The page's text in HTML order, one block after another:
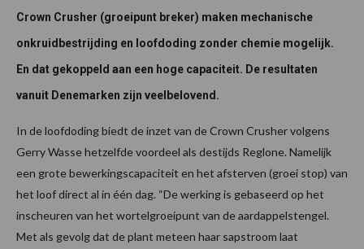
Crown Crusher (groeipunt breker) maken mechanische
onkruidbestrijding en loofdoding zonder chemie mogelijk.
En dat gekoppeld aan een hoge capaciteit. De resultaten
vanuit Denemarken zijn veelbelovend.
In de loofdoding biedt de inzet van de Crown Crusher volgens
Gerry Wasse hetzelfde voordeel als destijds Reglone. Namelijk
een grote bewerkingscapaciteit en het afsterven (groei stop) van
het loof direct al in één dag. “De werking is gebaseerd op het
inscheuren van het wortelgroeipunt van de aardappelstengel.
Met als gevolg dat de plant meteen haar sapstroom laat